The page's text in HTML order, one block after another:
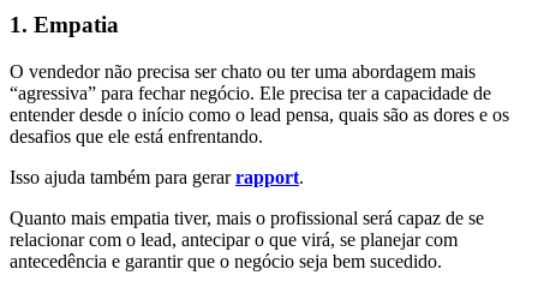
1. Empatia
O vendedor não precisa ser chato ou ter uma abordagem mais
“agressiva” para fechar negócio. Ele precisa ter a capacidade de
entender desde o início como o lead pensa, quais são as dores e os
desafios que ele está enfrentando.
Isso ajuda também para gerarrapport.
Quanto mais empatia tiver, mais o profissional será capaz de se
relacionar com o lead, antecipar o que virá, se planejar com
antecedência e garantir que o negócio seja bem sucedido.